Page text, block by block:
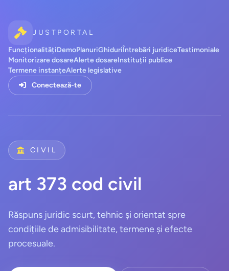
JUSTPORTAL
FuncționalitățiDemoPlanuriGhiduriÎntrebări juridiceTestimoniale
Monitorizare dosareAlerte dosareInstituții publice
Termene instanțeAlerte legislative
Conectează-te
CIVIL
art 373 cod civil
Răspuns juridic scurt, tehnic și orientat spre
condițiile de admisibilitate, termene și efecte
procesuale.